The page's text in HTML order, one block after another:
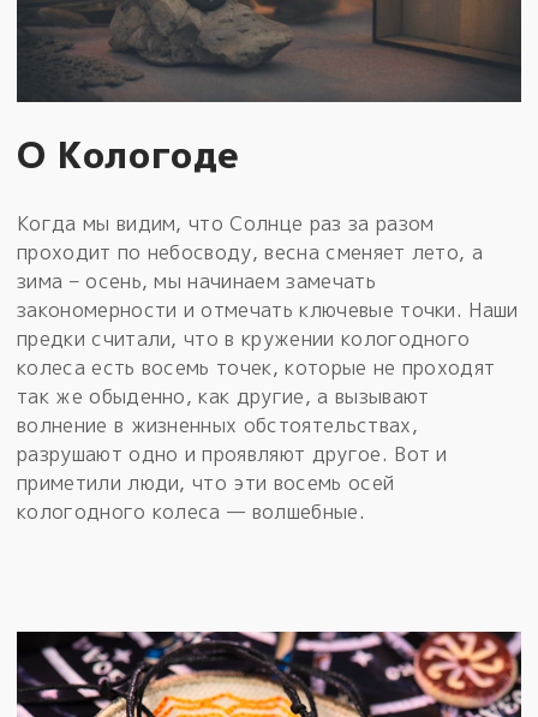
О Кологоде
Когда мы видим, что Солнце раз за разом
проходит по небосводу, весна сменяет лето, а
зима – осень, мы начинаем замечать
закономерности и отмечать ключевые точки. Наши
предки считали, что в кружении кологодного
колеса есть восемь точек, которые не проходят
так же обыденно, как другие, а вызывают
волнение в жизненных обстоятельствах,
разрушают одно и проявляют другое. Вот и
приметили люди, что эти восемь осей
кологодного колеса — волшебные.